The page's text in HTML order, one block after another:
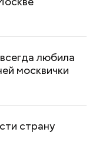
любила
москвички
страну